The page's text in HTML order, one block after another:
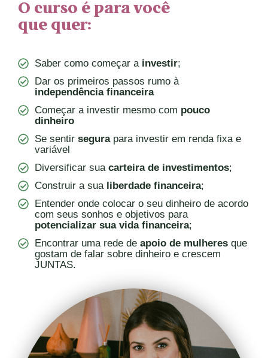
O curso é para você
que quer:
Saber como começar a investir;
Dar os primeiros passos rumo à
independência financeira
Começar a investir mesmo com pouco
dinheiro
Se sentir segura para investir em renda fixa e
variável
Diversificar sua carteira de investimentos;
Construir a sua liberdade financeira;
Entender onde colocar o seu dinheiro de acordo
com seus sonhos e objetivos para
potencializar sua vida financeira;
Encontrar uma rede de apoio de mulheresque
gostam de falar sobre dinheiro e crescem
JUNTAS.